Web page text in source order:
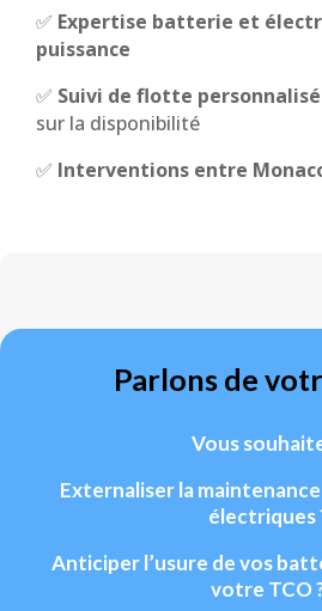
✅ Expertise batterie et
puissance
✅ Suivi de flotte personnalisé
sur la disponibilité
✅ Interventions entre
Parlons de
Vous
Externaliser la
électriques
Anticiper l’usure de vos
votre TCO